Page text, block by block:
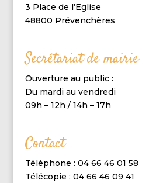
3 Place de l’Eglise
48800 Prévenchères
Secrétariat de mairie
Ouverture au public :
Du mardi au
09h – 12h / 14h – 17h
Contact
Téléphone : 04 66 46 01 58
Télécopie : 04 66 46 09 41